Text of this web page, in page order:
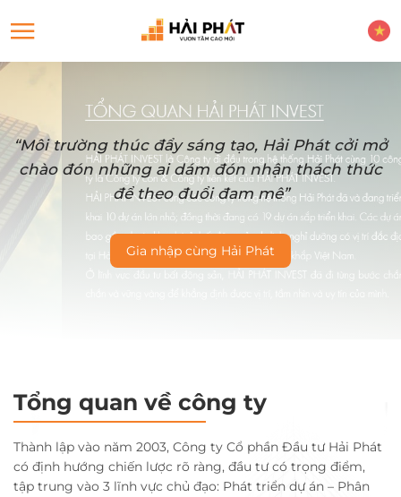
“Môi trường thúc đẩy sáng tạo, Hải Phát cởi mở
chào đón những ai dám đón nhận thách thức
để theo đuổi đam mê”
Gia nhập cùng Hải Phát
Tổng quan về công ty
Thành lập vào năm 2003, Công ty Cổ phần Đầu tư Hải Phát
có định hướng chiến lược rõ ràng, đầu tư có trọng điểm,
tập trung vào 3 lĩnh vực chủ đạo: Phát triển dự án – Phân